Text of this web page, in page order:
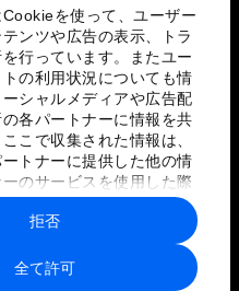
を使って、ユーザー
ンツや広告の表示、トラ
行っています。またユー
の利用状況についても情
シャルメディアや広告配
各パートナーに情報を共
こで収集された情報は、
トナーに提供した他の情
のサービスを使用した際
報と組み合わされ、各パー
用されることがありま
全て許可
拒否
ーと利用規約
ップ